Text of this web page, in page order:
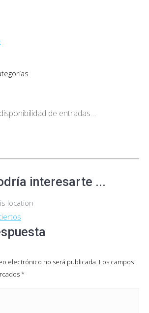
de entradas…
interesarte ...
location
electrónico no será publicada. Los campos
*